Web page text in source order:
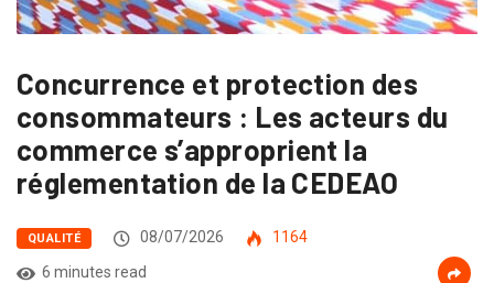
Concurrence et protection des
consommateurs : Les acteurs du
commerce s’approprient la
réglementation de la CEDEAO
QUALITÉ 08/07/2026
1164
6 minutes read